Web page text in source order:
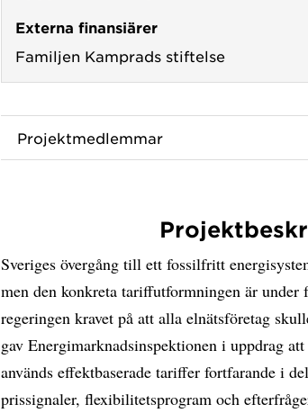
Externa finansiärer
Familjen Kamprads stiftelse
Projektmedlemmar
Sveriges övergång till ett fossilfritt
men den konkreta tariffutformningen är under
regeringen kravet på att alla elnätsföretag
gav Energimarknadsinspektionen i uppdrag
används effektbaserade tariffer fortfarande i
prissignaler, flexibilitetsprogram och